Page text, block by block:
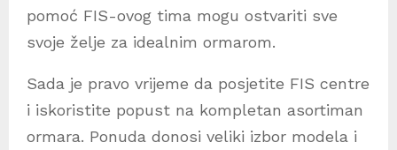
pomoć FIS-ovog tima mogu ostvariti sve
svoje želje za idealnim ormarom.
Sada je pravo vrijeme da posjetite FIS centre
i iskoristite popust na kompletan asortiman
ormara. Ponuda donosi veliki izbor modela i